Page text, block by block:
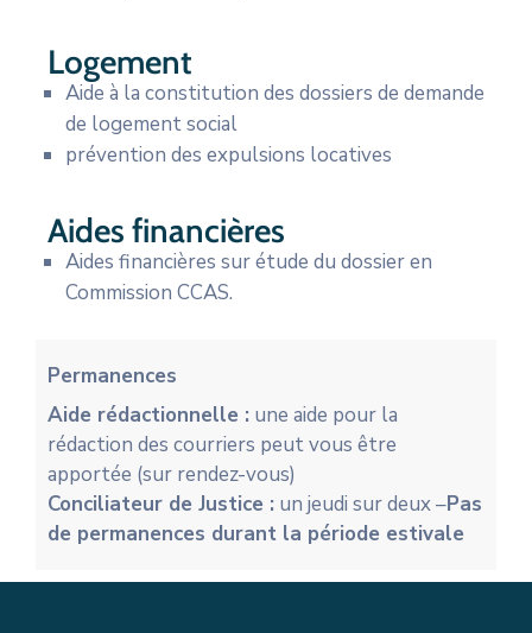
Logement
Aide à la constitution des dossiers de demande
de logement social
prévention des expulsions locatives
Aides financières
Aides financières sur étude du dossier en
Commission CCAS.
Permanences
Aide rédactionnelle : une aide pour la
rédaction des courriers peut vous être
apportée (sur rendez-vous)
Conciliateur de Justice : un jeudi sur deux –Pas
de permanences durant la période estivale